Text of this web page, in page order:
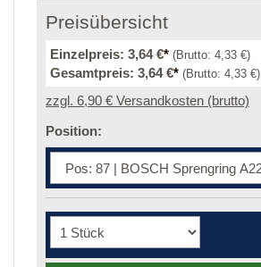
Preisübersicht
Einzelpreis: 3,64 €* (Brutto: 4,33 €)
Gesamtpreis: 3,64 €* (Brutto: 4,33 €)
zzgl. 6,90 € Versandkosten (brutto)
Position: